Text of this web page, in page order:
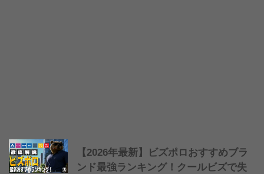
【2026年最新】ビズポロおすすめブラ
ンド最強ランキング！クールビズで失